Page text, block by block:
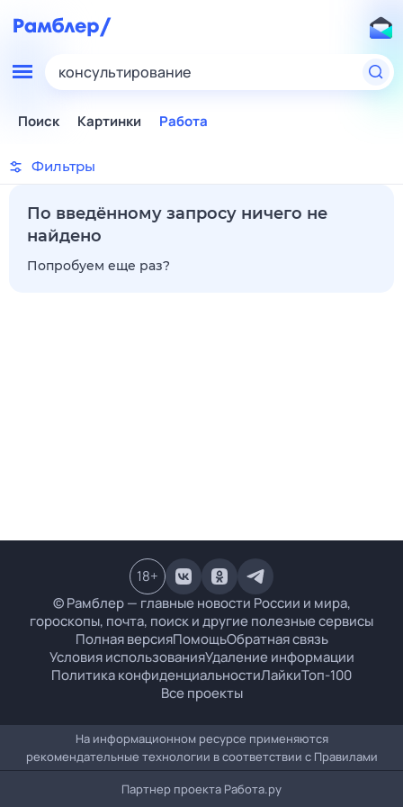
консультирование
Поиск Картинки Работа
Фильтры
По введённому запросу ничего не
найдено
Попробуем еще раз?
© Рамблер — главные новости России и мира,
гороскопы, почта, поиск и другие полезные сервисы
Полная версияПомощьОбратная связь
Условия использованияУдаление информации
Политика конфиденциальностиЛайкиТоп-100
Все проекты
18+
На информационном ресурсе применяются
рекомендательные технологии в соответствии с Правилами
Партнер проекта Работа.ру